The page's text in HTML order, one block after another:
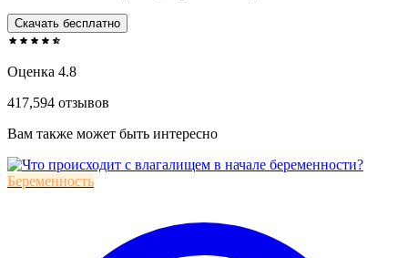
Скачать бесплатно
Оценка 4.8
417,594 отзывов
Вам также может быть интересно
Беременность